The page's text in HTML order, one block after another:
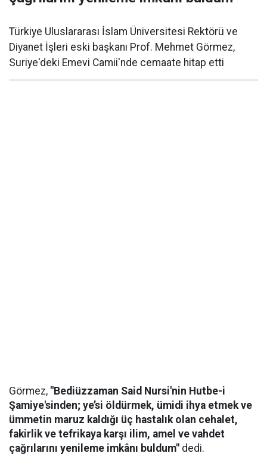
Türkiye Uluslararası İslam Üniversitesi Rektörü ve
Diyanet İşleri eski başkanı Prof. Mehmet Görmez,
Suriye'deki Emevi Camii'nde cemaate hitap etti
Görmez, "Bediüzzaman Said Nursi'nin Hutbe-i
Şamiye'sinden; ye’si öldürmek, ümidi ihya etmek ve
ümmetin maruz kaldığı üç hastalık olan cehalet,
fakirlik ve tefrikaya karşı ilim, amel ve vahdet
çağrılarını yenileme imkânı buldum" dedi.